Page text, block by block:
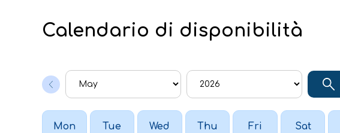
Calendario di disponibilità
Mon Tue Wed Thu Fri Sat